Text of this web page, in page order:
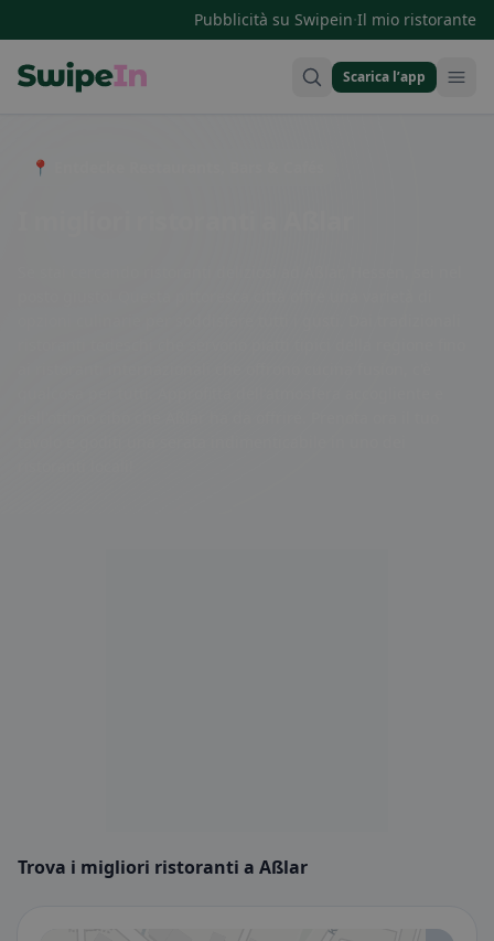
Pubblicità su Swipein·Il mio ristorante
Scarica l’app
📍 Entdecke Restaurants, Bars & Cafés
Trova i migliori ristoranti a Aßlar